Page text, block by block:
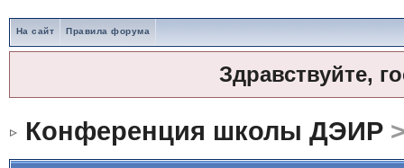
На сайт Правила форума
Здравствуйте,
Конференция школы ДЭИР